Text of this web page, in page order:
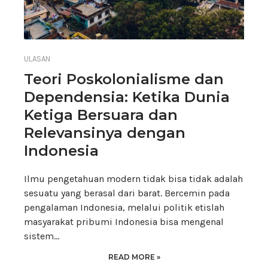
ULASAN
Teori Poskolonialisme dan
Dependensia: Ketika Dunia
Ketiga Bersuara dan
Relevansinya dengan
Indonesia
Ilmu pengetahuan modern tidak bisa tidak adalah
sesuatu yang berasal dari barat. Bercemin pada
pengalaman Indonesia, melalui politik etislah
masyarakat pribumi Indonesia bisa mengenal
sistem…
READ MORE »